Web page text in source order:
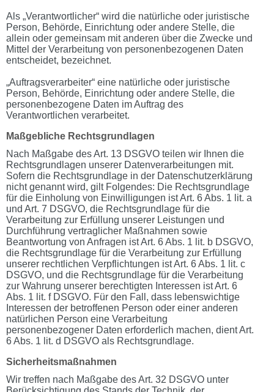
Als „Verantwortlicher“ wird die natürliche oder juristische
Person, Behörde, Einrichtung oder andere Stelle, die
allein oder gemeinsam mit anderen über die Zwecke und
Mittel der Verarbeitung von personenbezogenen Daten
entscheidet, bezeichnet.
„Auftragsverarbeiter“ eine natürliche oder juristische
Person, Behörde, Einrichtung oder andere Stelle, die
personenbezogene Daten im Auftrag des
Verantwortlichen verarbeitet.
Maßgebliche Rechtsgrundlagen
Nach Maßgabe des Art. 13 DSGVO teilen wir Ihnen die
Rechtsgrundlagen unserer Datenverarbeitungen mit.
Sofern die Rechtsgrundlage in der Datenschutzerklärung
nicht genannt wird, gilt Folgendes: Die Rechtsgrundlage
für die Einholung von Einwilligungen ist Art. 6 Abs. 1 lit. a
und Art. 7 DSGVO, die Rechtsgrundlage für die
Verarbeitung zur Erfüllung unserer Leistungen und
Durchführung vertraglicher Maßnahmen sowie
Beantwortung von Anfragen ist Art. 6 Abs. 1 lit. b DSGVO,
die Rechtsgrundlage für die Verarbeitung zur Erfüllung
unserer rechtlichen Verpflichtungen ist Art. 6 Abs. 1 lit. c
DSGVO, und die Rechtsgrundlage für die Verarbeitung
zur Wahrung unserer berechtigten Interessen ist Art. 6
Abs. 1 lit. f DSGVO. Für den Fall, dass lebenswichtige
Interessen der betroffenen Person oder einer anderen
natürlichen Person eine Verarbeitung
personenbezogener Daten erforderlich machen, dient Art.
6 Abs. 1 lit. d DSGVO als Rechtsgrundlage.
Sicherheitsmaßnahmen
Wir treffen nach Maßgabe des Art. 32 DSGVO unter